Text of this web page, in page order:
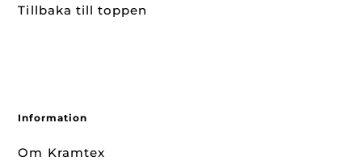
Tillbaka till toppen
Information
Om Kramtex